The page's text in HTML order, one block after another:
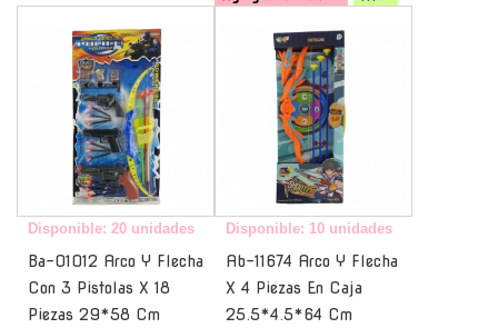
Disponible: 20 unidades
Ba-01012 Arco Y Flecha
Con 3 Pistolas X 18
Piezas 29*58 Cm
Disponible: 10 unidades
Ab-11674 Arco Y Flecha
X 4 Piezas En Caja
25.5*4.5*64 Cm